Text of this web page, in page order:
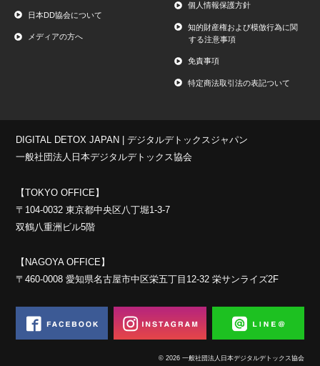
日本DD協会について
メディアの方へ
個人情報保護方針
知的財産権および模倣行為に関
する注意事項
免責事項
特定商法取引法の表記ついて
DIGITAL DETOX JAPAN | デジタルデトックスジャパン
一般社団法人日本デジタルデトックス協会
【TOKYO OFFICE】
〒104-0032 東京都中央区八丁堀1-3-7
双鶴八重洲ビル5階
【NAGOYA OFFICE】
〒460-0008 愛知県名古屋市中区栄五丁目12-32 栄サンライズ2F
© 2026 一般社団法人日本デジタルデトックス協会